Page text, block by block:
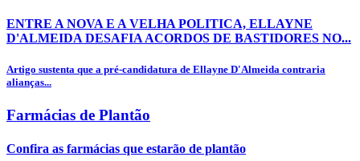
ENTRE A NOVA E A VELHA POLITICA, ELLAYNE
D'ALMEIDA DESAFIA ACORDOS DE BASTIDORES NO...
Artigo sustenta que a pré-candidatura de Ellayne D'Almeida contraria
alianças...
Farmácias de Plantão
Confira as farmácias que estarão de plantão